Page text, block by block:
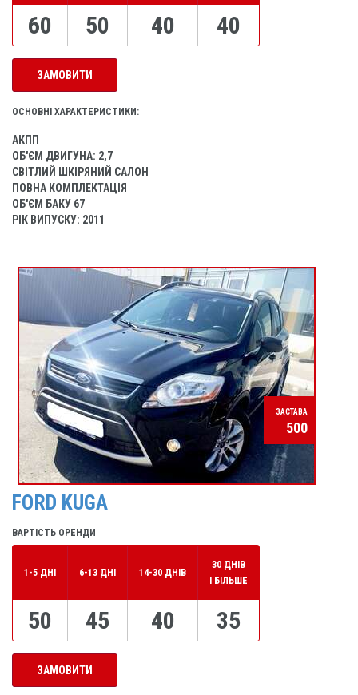
60 50 40 40
ЗАМОВИТИ
ОСНОВНІ ХАРАКТЕРИСТИКИ:
АКПП
ОБ'ЄМ ДВИГУНА: 2,7
СВІТЛИЙ ШКІРЯНИЙ САЛОН
ПОВНА КОМПЛЕКТАЦІЯ
ОБ'ЄМ БАКУ 67
РІК ВИПУСКУ: 2011
ЗАСТАВА
500
FORD KUGA
ВАРТІСТЬ ОРЕНДИ
1-5 ДНІ 6-13 ДНІ 14-30 ДНІВ
30 ДНІВ
І БІЛЬШЕ
50 45 40 35
ЗАМОВИТИ